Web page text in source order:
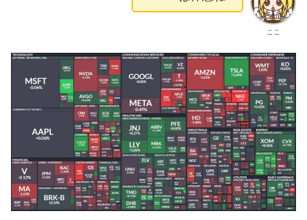
ここ